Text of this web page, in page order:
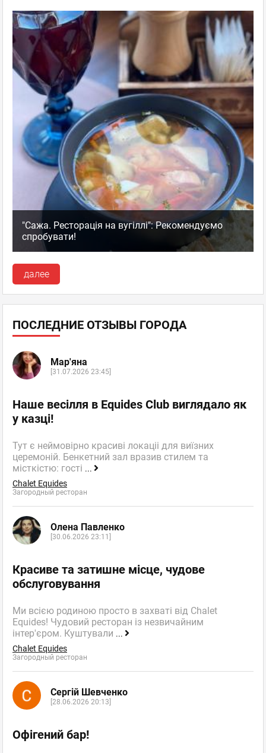
"Сажа. Ресторація на вугіллі": Рекомендуємо
спробувати!
далее
ПОСЛЕДНИЕ ОТЗЫВЫ ГОРОДА
Мар'яна
[31.07.2026 23:45]
Наше весілля в Equides Club виглядало як
у казці!
Тут є неймовірно красиві локаціі для виїзних
церемоній. Бенкетний зал вразив стилем та
місткістю: гості ...
Chalet Equides
Загородный ресторан
Олена Павленко
[30.06.2026 23:11]
Красиве та затишне місце, чудове
обслуговування
Ми всією родиною просто в захваті від Chalet
Equides! Чудовий ресторан із незвичайним
інтер'єром. Куштували ...
Chalet Equides
Загородный ресторан
Сергій Шевченко
[28.06.2026 20:13]
Офігений бар!